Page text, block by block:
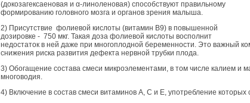
(докозагексаеновая и α-линоленовая) способствуют правильному
формированию головного мозга и органов зрения малыша.
2) Присутствие фолиевой кислоты (витамин В9) в повышенной
дозировке - 750 мкг. Такая доза фолиевой кислоты восполнит
недостаток в ней даже при многоплодной беременности. Это важный
снижения риска развития дефекта нервной трубки плода.
3) Обогащение состава смеси микроэлементами, в том числе калием и
многоводия.
4) Включение в состав смеси витаминов А, С и Е, употребление